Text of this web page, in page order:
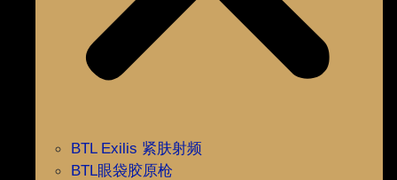
BTL Exilis 紧肤射频
BTL眼袋胶原枪